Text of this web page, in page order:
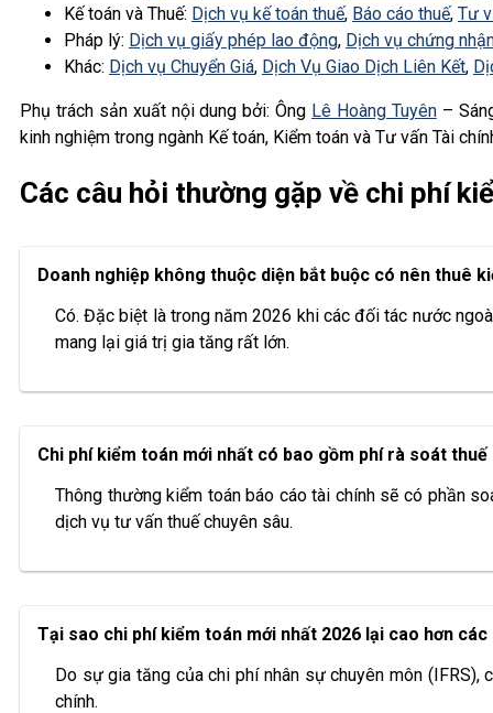
Kế toán và Thuế: Dịch vụ kế toán thuế, Báo cáo thuế, Tư
Pháp lý: Dịch vụ giấy phép lao động, Dịch vụ chứng
Khác: Dịch vụ Chuyển Giá, Dịch Vụ Giao Dịch Liên Kết,
Phụ trách sản xuất nội dung bởi: Ông Lê Hoàng Tuyên–
kinh nghiệm trong ngành Kế toán, Kiểm toán và Tư vấn Tài
Các câu hỏi thường gặp về chi phí
Doanh nghiệp không thuộc diện bắt buộc có nên thuê
Có. Đặc biệt là trong năm 2026 khi các đối tác nước
mang lại giá trị gia tăng rất lớn.
Chi phí kiểm toán mới nhất có bao gồm phí rà soát thuế
Thông thường kiểm toán báo cáo tài chính sẽ có phần
dịch vụ tư vấn thuế chuyên sâu.
Tại sao chi phí kiểm toán mới nhất 2026 lại cao hơn
Do sự gia tăng của chi phí nhân sự chuyên môn
chính.